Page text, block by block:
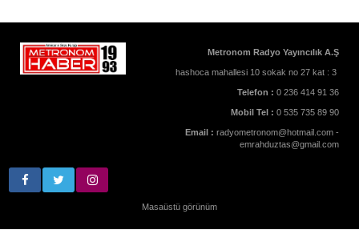
Metronom Radyo Yayıncılık A.Ş
hashoca mahallesi 10 sokak no 27 kat : 3
Telefon : 0 236 414 91 36
Mobil Tel : 0 535 735 89 90
Email : radyometronom@hotmail.com -
emrahduztas@gmail.com
Masaüstü görünüm